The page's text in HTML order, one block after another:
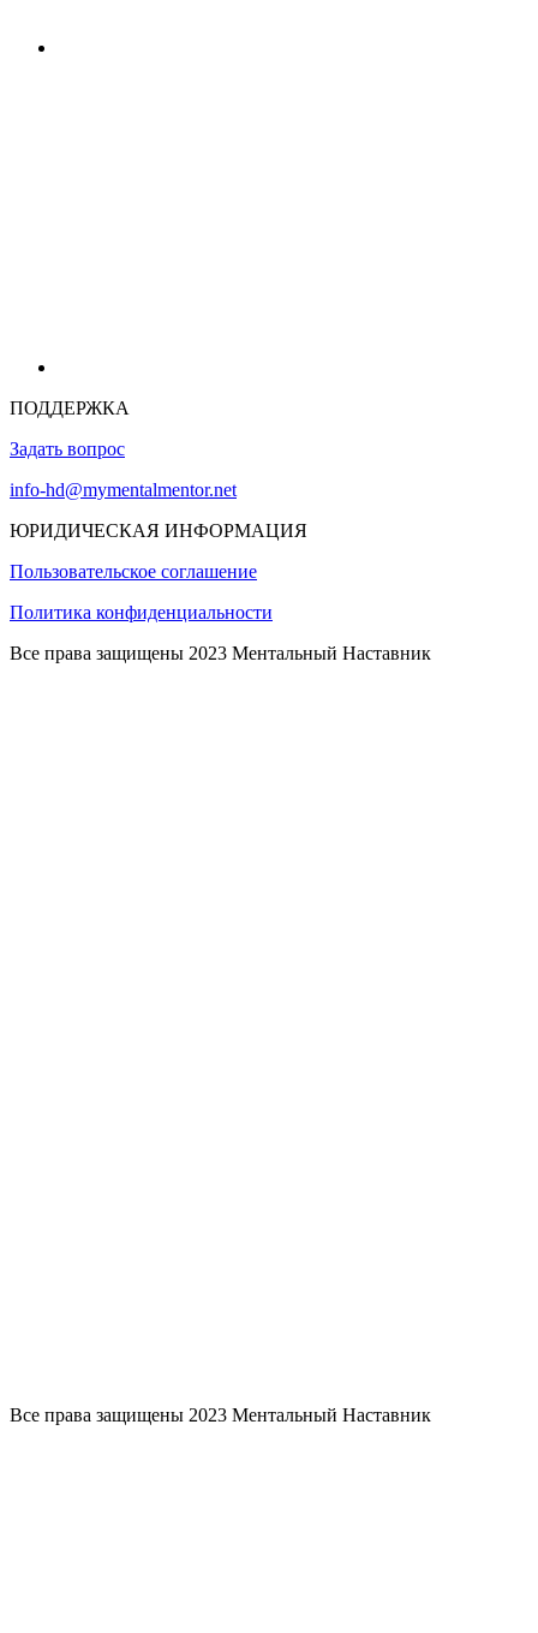
ПОДДЕРЖКА
Задать вопрос
info-hd@mymentalmentor.net
ЮРИДИЧЕСКАЯ ИНФОРМАЦИЯ
Пользовательское соглашение
Политика конфиденциальности
Все права защищены 2023 Ментальный Наставник
Все права защищены 2023 Ментальный Наставник